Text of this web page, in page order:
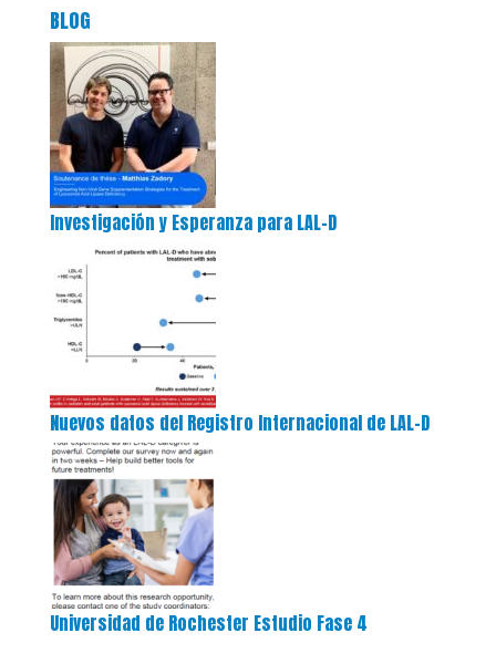
BLOG
Investigación y Esperanza para LAL-D
Nuevos datos del Registro Internacional de LAL-D
Universidad de Rochester Estudio Fase 4